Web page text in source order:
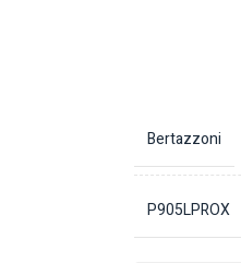
Bertazzoni
P905LPROX